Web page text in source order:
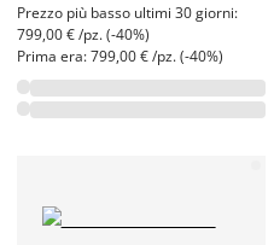
Prezzo più basso ultimi 30 giorni:
799,00 € /pz. (-40%)
Prima era: 799,00 € /pz. (-40%)